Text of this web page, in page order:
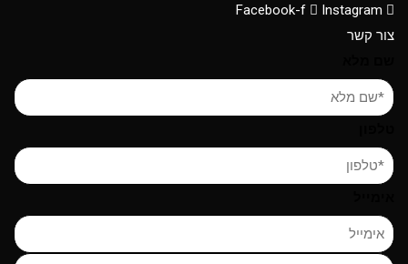
Facebook-f
Instagram
צור קשר